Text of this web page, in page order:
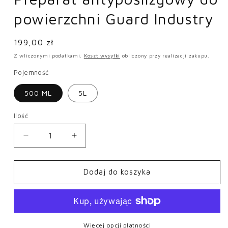
modalnym
powierzchni Guard Industry
Cena
regularna
199,00 zł
Z wliczonymi podatkami. Koszt wysyłki obliczony przy realizacji zakupu.
Pojemność
500 ML 5L
Ilość
Zmniejsz
ilość
dla
antypoślizgowy
Guard
Zwiększ
ilość
dla
Preparat
antypoślizgowy
powierzchni
Guard
Industry
Dodaj do koszyka
Więcej opcji płatności